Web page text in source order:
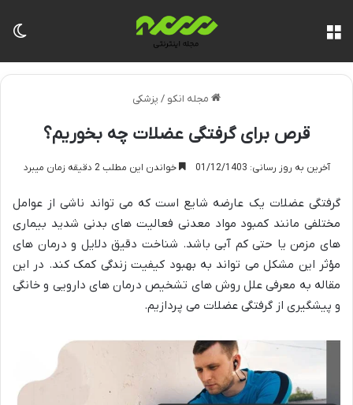
مجله انکو / پزشکی
قرص برای گرفتگی عضلات چه بخوریم؟
آخرین به روز رسانی: 01/12/1403 خواندن این مطلب 2 دقیقه زمان میبرد
گرفتگی عضلات یک عارضه شایع است که می تواند ناشی از عوامل
مختلفی مانند کمبود مواد معدنی فعالیت های بدنی شدید بیماری
های مزمن یا حتی کم آبی باشد. شناخت دقیق دلایل و درمان های
مؤثر این مشکل می تواند به بهبود کیفیت زندگی کمک کند. در این
مقاله به معرفی علل روش های تشخیص درمان های دارویی و خانگی
و پیشگیری از گرفتگی عضلات می پردازیم.